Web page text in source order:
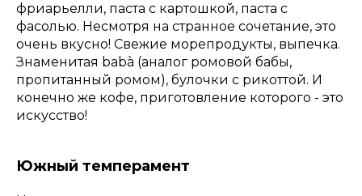
фриарьелли, паста с картошкой, паста с
фасолью. Несмотря на странное сочетание, это
очень вкусно! Свежие морепродукты, выпечка.
Знаменитая babà (аналог ромовой бабы,
пропитанный ромом), булочки с рикоттой. И
конечно же кофе, приготовление которого - это
искусство!
Южный темперамент